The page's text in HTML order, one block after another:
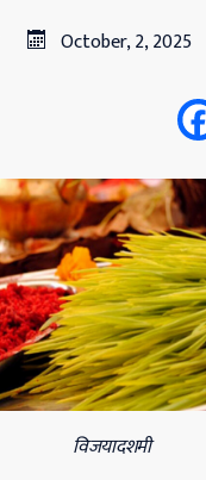
October, 2, 2025
विजयादशमी